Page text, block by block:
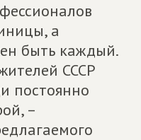
а
быть каждый.
СССР
постоянно
–